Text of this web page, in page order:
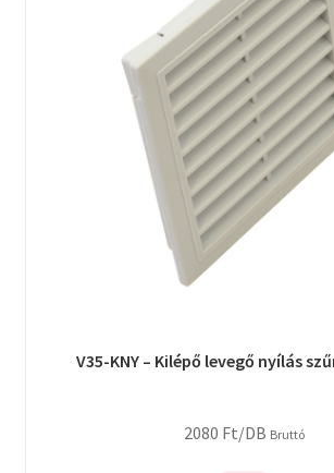
V35-KNY – Kilépő levegő nyílás
2080 Ft/DB Bruttó